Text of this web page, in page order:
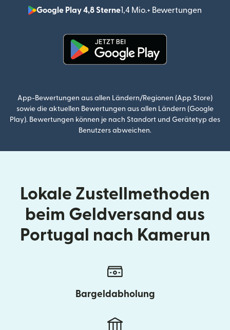
Google Play 4,8 Sterne1,4 Mio.+ Bewertungen
App-Bewertungen aus allen Ländern/Regionen (App Store)
sowie die aktuellen Bewertungen aus allen Ländern (Google
Play). Bewertungen können je nach Standort und Gerätetyp des
Benutzers abweichen.
Lokale Zustellmethoden
beim Geldversand aus
Portugal nach Kamerun
Bargeldabholung